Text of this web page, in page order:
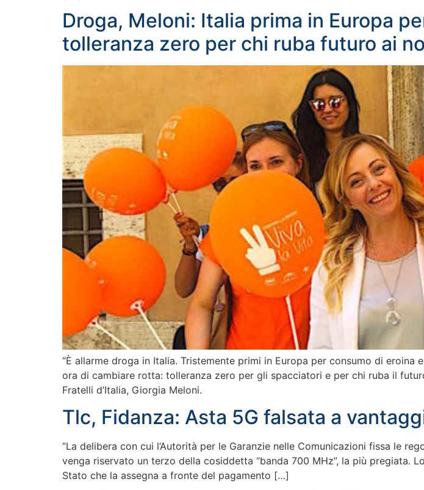
Droga, Meloni: Italia prima in Europa
tolleranza zero per chi ruba futuro ai
“È allarme droga in Italia. Tristemente primi in Europa per consumo di
ora di cambiare rotta: tolleranza zero per gli spacciatori e per chi ruba il
Fratelli d’Italia, Giorgia Meloni.
Tlc, Fidanza: Asta 5G falsata a
“La delibera con cui l’Autorità per le Garanzie nelle Comunicazioni fissa le
venga riservato un terzo della cosiddetta “banda 700 MHz”, la più
Stato che la assegna a fronte del pagamento […]